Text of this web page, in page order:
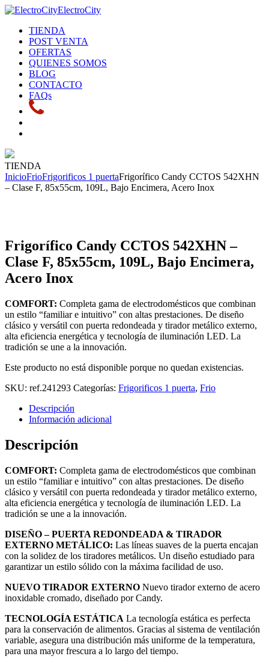
ElectroCity
TIENDA
POST VENTA
OFERTAS
QUIENES SOMOS
BLOG
CONTACTO
FAQs
TIENDA
InicioFrioFrigorificos 1 puertaFrigorífico Candy CCTOS 542XHN
– Clase F, 85x55cm, 109L, Bajo Encimera, Acero Inox
Frigorífico Candy CCTOS 542XHN –
Clase F, 85x55cm, 109L, Bajo Encimera,
Acero Inox
COMFORT: Completa gama de electrodomésticos que combinan
un estilo “familiar e intuitivo” con altas prestaciones. De diseño
clásico y versátil con puerta redondeada y tirador metálico externo,
alta eficiencia energética y tecnología de iluminación LED. La
tradición se une a la innovación.
Este producto no está disponible porque no quedan existencias.
SKU: ref.241293 Categorías: Frigorificos 1 puerta, Frio
Descripción
Información adicional
Descripción
COMFORT: Completa gama de electrodomésticos que combinan
un estilo “familiar e intuitivo” con altas prestaciones. De diseño
clásico y versátil con puerta redondeada y tirador metálico externo,
alta eficiencia energética y tecnología de iluminación LED. La
tradición se une a la innovación.
DISEÑO – PUERTA REDONDEADA & TIRADOR
EXTERNO METÁLICO: Las líneas suaves de la puerta encajan
con la solidez de los tiradores metálicos. Un diseño estudiado para
garantizar un estilo sólido con la máxima facilidad de uso.
NUEVO TIRADOR EXTERNO Nuevo tirador externo de acero
inoxidable cromado, diseñado por Candy.
TECNOLOGÍA ESTÁTICA La tecnología estática es perfecta
para la conservación de alimentos. Gracias al sistema de ventilación
variable, asegura una distribución más uniforme de la temperatura,
para una mayor frescura a lo largo del tiempo.